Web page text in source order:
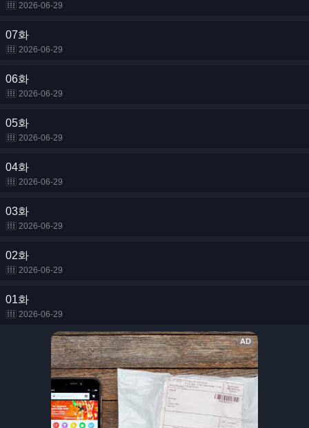
2026-06-29
07화
2026-06-29
06화
2026-06-29
05화
2026-06-29
04화
2026-06-29
03화
2026-06-29
02화
2026-06-29
01화
2026-06-29